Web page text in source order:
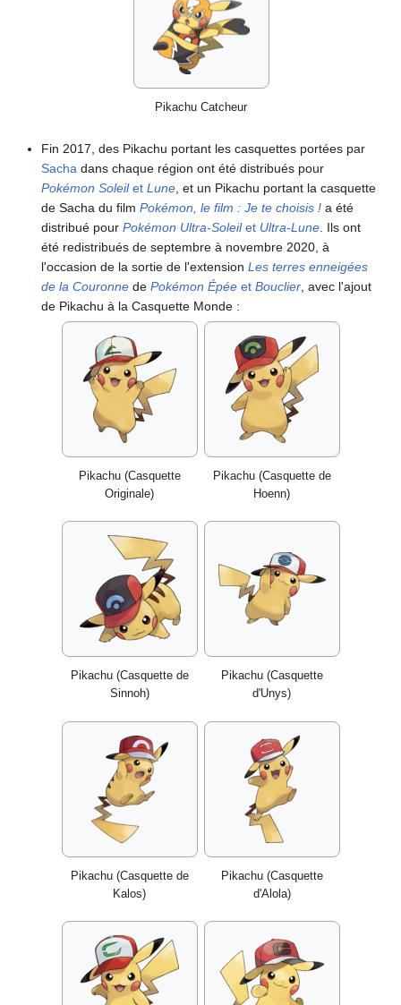
Pikachu Catcheur
Fin 2017, des Pikachu portant les casquettes portées par
Sacha dans chaque région ont été distribués pour
Pokémon SoleiletLune , et un Pikachu portant la casquette
de Sacha du filmPokémon, le film : Je te choisis ! a été
distribué pourPokémon Ultra-Soleilet Ultra-Lune . Ils ont
été redistribués de septembre à novembre 2020, à
l'occasion de la sortie de l'extensionLes terres enneigées
de la Couronne dePokémon Épée etBouclier , avec l'ajout
de Pikachu à la Casquette Monde :
Pikachu (Casquette
Originale)
Pikachu (Casquette de
Hoenn)
Pikachu (Casquette de
Sinnoh)
Pikachu (Casquette
d'Unys)
Pikachu (Casquette de
Kalos)
Pikachu (Casquette
d'Alola)